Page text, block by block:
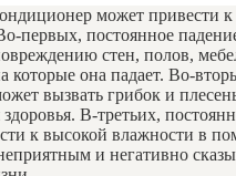
может привести к
первых, постоянное
стен, полов,
которые она падает. Во-
вызвать грибок и
В-третьих,
к высокой влажности в
и негативно